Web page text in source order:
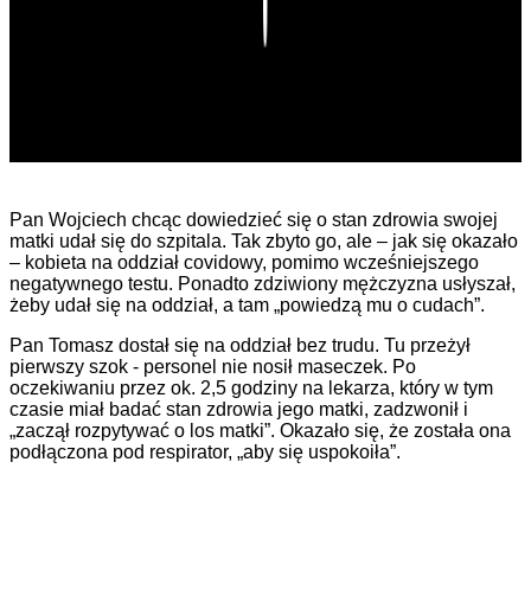
Pan Wojciech chcąc dowiedzieć się o stan zdrowia swojej
matki udał się do szpitala. Tak zbyto go, ale – jak się okazało
– kobieta na oddział covidowy, pomimo wcześniejszego
negatywnego testu. Ponadto zdziwiony mężczyzna usłyszał,
żeby udał się na oddział, a tam „powiedzą mu o cudach”.
Pan Tomasz dostał się na oddział bez trudu. Tu przeżył
pierwszy szok - personel nie nosił maseczek. Po
oczekiwaniu przez ok. 2,5 godziny na lekarza, który w tym
czasie miał badać stan zdrowia jego matki, zadzwonił i
„zaczął rozpytywać o los matki”. Okazało się, że została ona
podłączona pod respirator, „aby się uspokoiła”.